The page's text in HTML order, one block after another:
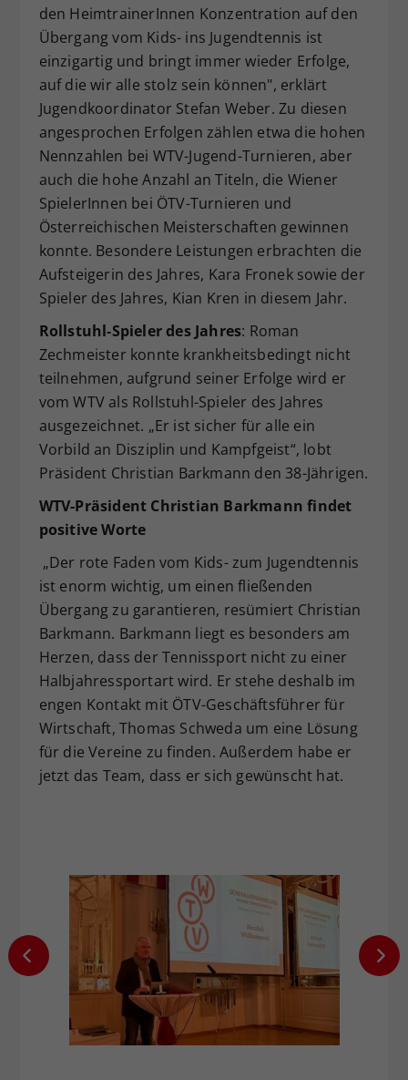
den HeimtrainerInnen Konzentration auf den
Übergang vom Kids- ins Jugendtennis ist
einzigartig und bringt immer wieder Erfolge,
auf die wir alle stolz sein können", erklärt
Jugendkoordinator Stefan Weber. Zu diesen
angesprochen Erfolgen zählen etwa die hohen
Nennzahlen bei WTV-Jugend-Turnieren, aber
auch die hohe Anzahl an Titeln, die Wiener
SpielerInnen bei ÖTV-Turnieren und
Österreichischen Meisterschaften gewinnen
konnte. Besondere Leistungen erbrachten die
Aufsteigerin des Jahres, Kara Fronek sowie der
Spieler des Jahres, Kian Kren in diesem Jahr.
Rollstuhl-Spieler des Jahres: Roman
Zechmeister konnte krankheitsbedingt nicht
teilnehmen, aufgrund seiner Erfolge wird er
vom WTV als Rollstuhl-Spieler des Jahres
ausgezeichnet. „Er ist sicher für alle ein
Vorbild an Disziplin und Kampfgeist“, lobt
Präsident Christian Barkmann den 38-Jährigen.
WTV-Präsident Christian Barkmann findet
positive Worte
„Der rote Faden vom Kids- zum Jugendtennis
ist enorm wichtig, um einen fließenden
Übergang zu garantieren, resümiert Christian
Barkmann. Barkmann liegt es besonders am
Herzen, dass der Tennissport nicht zu einer
Halbjahressportart wird. Er stehe deshalb im
engen Kontakt mit ÖTV-Geschäftsführer für
Wirtschaft, Thomas Schweda um eine Lösung
für die Vereine zu finden. Außerdem habe er
jetzt das Team, dass er sich gewünscht hat.